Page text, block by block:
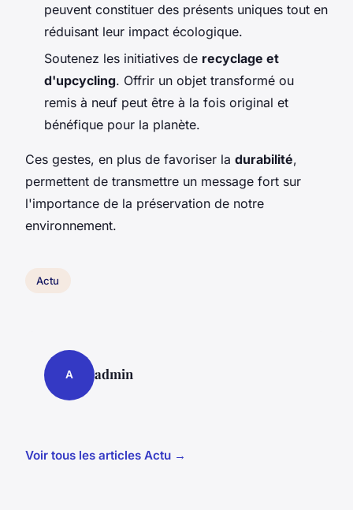
peuvent constituer des présents uniques tout en
réduisant leur impact écologique.
Soutenez les initiatives de recyclage et
d'upcycling. Offrir un objet transformé ou
remis à neuf peut être à la fois original et
bénéfique pour la planète.
Ces gestes, en plus de favoriser la durabilité,
permettent de transmettre un message fort sur
l'importance de la préservation de notre
environnement.
Actu
A admin
Voir tous les articles Actu →